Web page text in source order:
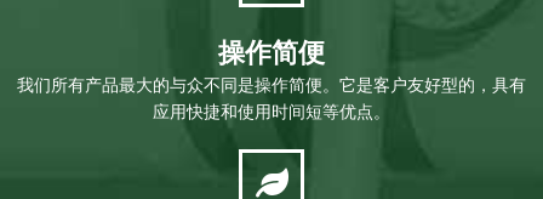
操作简便
我们所有产品最大的与众不同是操作简便。它是客户友好型的，具有
应用快捷和使用时间短等优点。